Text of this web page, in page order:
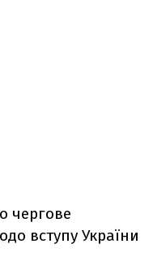
чергове
вступу України